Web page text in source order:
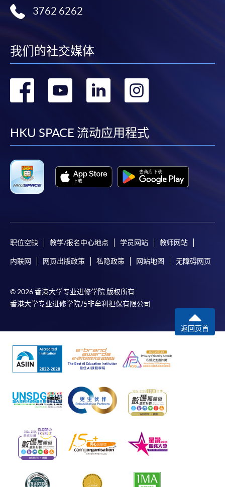
3762 6262
我们的社交媒体
转
facebook
转
youtube
转
linkedin
转
HKU SPACE 流动应用程式
职位空缺 教学/报名中心地点 学员网站 教师网站
内联网 网页出版政策 私隐政策 网站地图 无障碍网页
© 2026 香港大学专业进修学院 版权所有
香港大学专业进修学院乃非牟利担保有限公司
返回页首